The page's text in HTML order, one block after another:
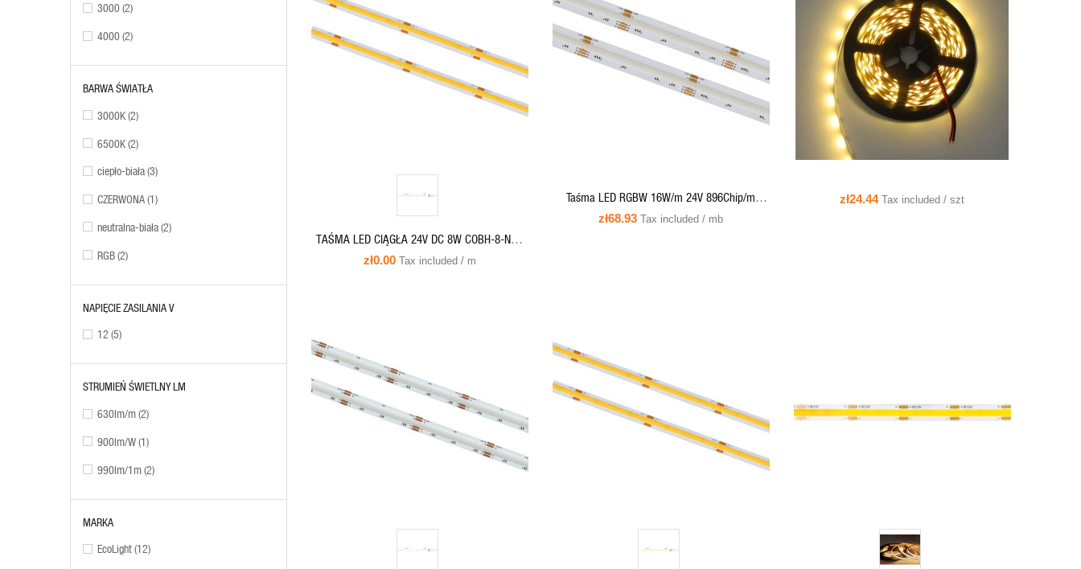
3000(2)
4000(2)
BARWA ŚWIATŁA
3000K(2)
6500K(2)
ciepło-biała(3)
CZERWONA(1)
neutralna-biała(2)
RGB(2)
NAPIĘCIE ZASILANIA V
12 (5)
STRUMIEŃ ŚWIETLNY LM
630lm/m(2)
900lm/W(1)
990lm/1m(2)
MARKA
EcoLight(12)
QUICK VIEW
TAŚMA LED CIĄGŁA 24V DC 8W COBH-8-NW-
24-30M BIAŁA neutralna 4000K Ra90
zł0.00 Tax included / m
QUICK VIEW
Taśma LED RGBW 16W/m 24V 896Chip/m
kolorowa + biała-neutralna COB-896-RGBNW-
zł68.93 Tax included / mb
QUICK VIEW
zł24.44 Tax included / szt
QUICK VIEW
ADD TO CART
QUICK VIEW